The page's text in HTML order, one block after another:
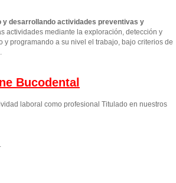
y desarrollando actividades preventivas y
actividades mediante la exploración, detección y
programando a su nivel el trabajo, bajo criterios de
Bucodental
laboral como profesional Titulado en nuestros